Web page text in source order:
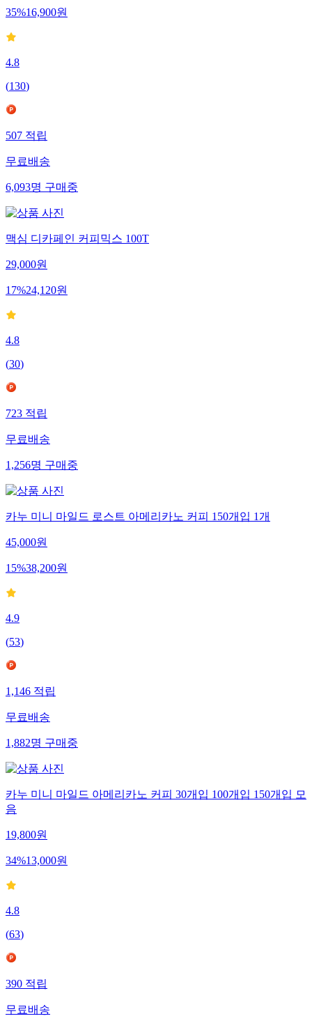
35%16,900원
4.8
(130)
507적립
무료배송
6,093명구매중
맥심 디카페인 커피믹스 100T
29,000원
17%24,120원
4.8
(30)
723적립
무료배송
1,256명구매중
카누 미니 마일드 로스트 아메리카노 커피 150개입 1개
45,000원
15%38,200원
4.9
(53)
1,146적립
무료배송
1,882명구매중
카누 미니 마일드 아메리카노 커피 30개입 100개입 150개입 모
음
19,800원
34%13,000원
4.8
(63)
390적립
무료배송